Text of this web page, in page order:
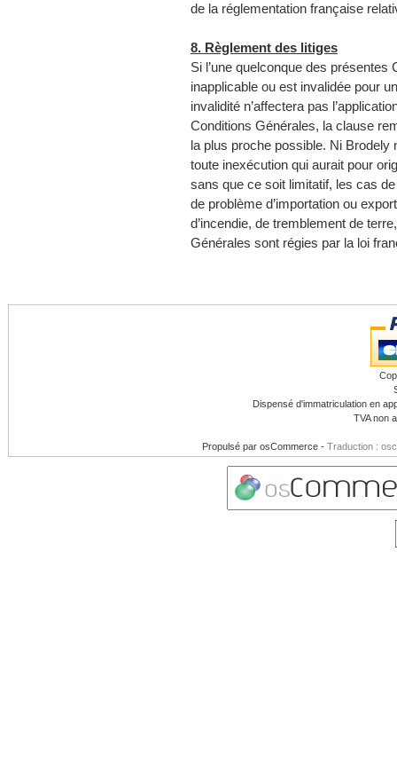
de la réglementation française
8. Règlement des litiges
Si l’une quelconque des
inapplicable ou est invalidée pour
invalidité n’affectera pas
Conditions Générales, la clause
la plus proche possible. Ni Brodely
toute inexécution qui aurait pour
sans que ce soit limitatif, les cas
de problème d’importation ou
d’incendie, de tremblement de
Générales sont régies par la loi
Dispensé d'immatriculation en
TVA non
Propulsé par osCommerce - Traduction :